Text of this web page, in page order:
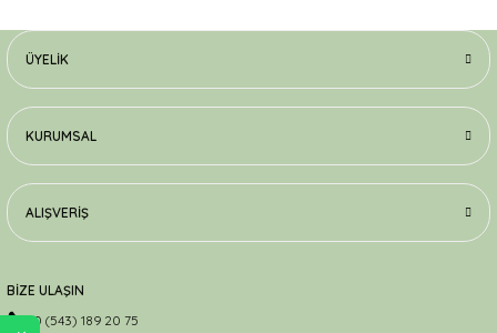
ÜYELIK
KURUMSAL
ALIŞVERIŞ
BİZE ULAŞIN
0 (543) 189 20 75